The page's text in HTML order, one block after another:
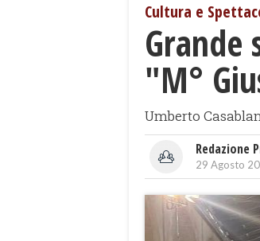
Cultura e
Grande
"M°
Umberto
Redazione
29 Agosto